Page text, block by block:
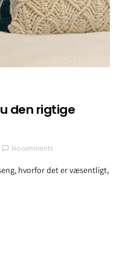
den rigtige
No comments
hvorfor det er væsentligt,